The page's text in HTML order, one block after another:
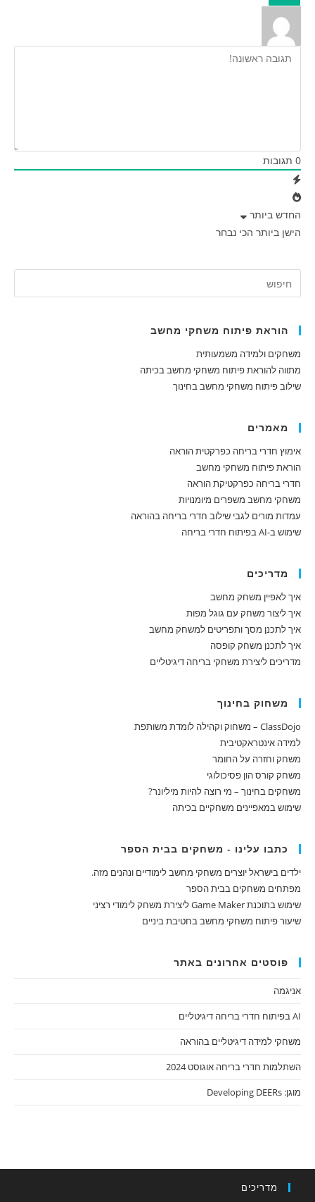
0 תגובות
החדש ביותר
הישן ביותר הכי נבחר
הוראת פיתוח משחקי מחשב
משחקים ולמידה משמעותית
מתווה להוראת פיתוח משחקי מחשב בכיתה
שילוב פיתוח משחקי מחשב בחינוך
מאמרים
אימוץ חדרי בריחה כפרקטית הוראה
הוראת פיתוח משחקי מחשב
חדרי בריחה כפרקטיקת הוראה
משחקי מחשב משפרים מיומנויות
עמדות מורים לגבי שילוב חדרי בריחה בהוראה
שימוש ב-AI בפיתוח חדרי בריחה
מדריכים
איך לאפיין משחק מחשב
איך ליצור משחק עם גוגל מפות
איך לתכנן מסך ותפריטים למשחק מחשב
איך לתכנן משחק קופסה
מדריכים ליצירת משחקי בריחה דיגיטליים
משחוק בחינוך
ClassDojo – משחוק וקהילה לומדת משותפת
למידה אינטראקטיבית
משחק וחזרה על החומר
משחק קורס הון פסיכולוגי
משחקים בחינוך – מי רוצה להיות מיליונר?
שימוש במאפיינים משחקיים בכיתה
כתבו עלינו - משחקים בבית הספר
ילדים בישראל יוצרים משחקי מחשב לימודיים ונהנים מזה.
מפתחים משחקים בבית הספר
שימוש בתוכנת Game Maker ליצירת משחק לימודי רציני
שיעור פיתוח משחקי מחשב בחטיבת ביניים
פוסטים אחרונים באתר
אניגמה
AI בפיתוח חדרי בריחה דיגיטליים
משחקי למידה דיגיטליים בהוראה
השתלמות חדרי בריחה אוגוסט 2024
מוגן: Developing DEERs
מדריכים